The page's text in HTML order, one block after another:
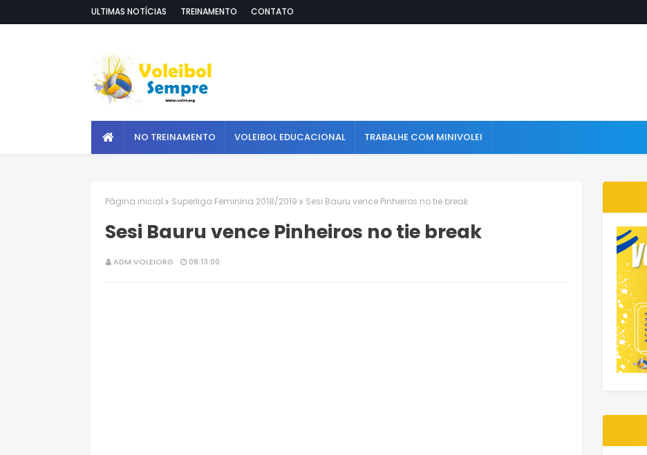
ULTIMAS NOTÍCIAS TREINAMENTO CONTATO
NO TREINAMENTO VOLEIBOL EDUCACIONAL TRABALHE COM MINIVOLEI
Página inicial Superliga Feminina 2018/2019 Sesi Bauru vence Pinheiros no tie break
Sesi Bauru vence Pinheiros no tie break
ADM VOLEIORG 08:13:00